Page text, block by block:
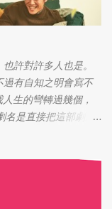
許對許多人也是。
有自知之明會寫不
生的彎轉過幾個，
名是直接把這部劇放
特愛喪劇，我硬是
場景，打昆蟲的的情
代的搞笑辦公室